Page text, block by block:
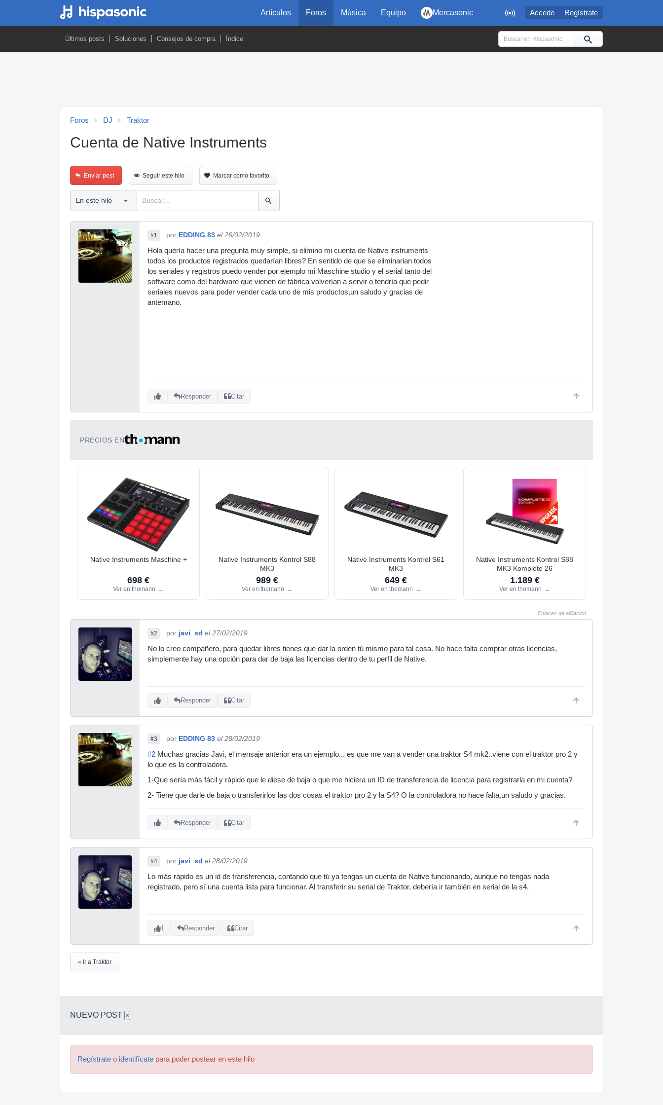
 Accede Regístrate
Artículos Foros Música Equipo Mercasonic
Últimos posts Soluciones Consejos de compra Índice
Foros DJ Traktor
Cuenta de Native Instruments
Enviar post Seguir este hilo Marcar como favorito
#1 por EDDING 83 el 26/02/2019
Hola quería hacer una pregunta muy simple, si elimino mi cuenta de Native instruments
todos los productos registrados quedarían libres? En sentido de que se eliminarian todos
los seriales y registros puedo vender por ejemplo mi Maschine studio y el serial tanto del
software como del hardware que vienen de fábrica volverían a servir o tendría que pedir
seriales nuevos para poder vender cada uno de mis productos,un saludo y gracias de
antemano.
Responder Citar
PRECIOS EN
Native Instruments Maschine +
698 €
Ver en thomann →
Native Instruments Kontrol S88
MK3
989 €
Ver en thomann →
Native Instruments Kontrol S61
MK3
649 €
Ver en thomann →
Native Instruments Kontrol S88
MK3 Komplete 26
1.189 €
Ver en thomann →
Enlaces de afiliación
#2 por javi_sd el 27/02/2019
No lo creo compañero, para quedar libres tienes que dar la orden tú mismo para tal cosa. No hace falta comprar otras licencias,
simplemente hay una opción para dar de baja las licencias dentro de tu perfil de Native.
Responder Citar
#3 por EDDING 83 el 28/02/2019
#2 Muchas gracias Javi, el mensaje anterior era un ejemplo... es que me van a vender una traktor S4 mk2..viene con el traktor pro 2 y
lo que es la controladora.
1-Que sería más fácil y rápido que le diese de baja o que me hiciera un ID de transferencia de licencia para registrarla en mi cuenta?
2- Tiene que darle de baja o transferirlos las dos cosas el traktor pro 2 y la S4? O la controladora no hace falta,un saludo y gracias.
Responder Citar
#4 por javi_sd el 28/02/2019
Lo más rápido es un id de transferencia, contando que tú ya tengas un cuenta de Native funcionando, aunque no tengas nada
registrado, pero sí una cuenta lista para funcionar. Al transferir su serial de Traktor, debería ir también en serial de la s4.
1 Responder Citar
« Ir a Traktor
NUEVO POST ×
Regístrate o identifícate para poder postear en este hilo